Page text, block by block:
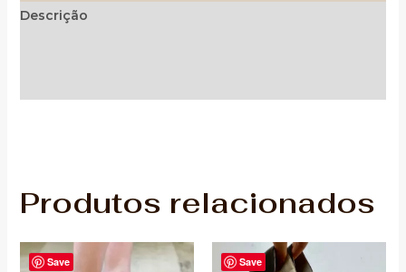
Descrição
Produtos relacionados
Save Save